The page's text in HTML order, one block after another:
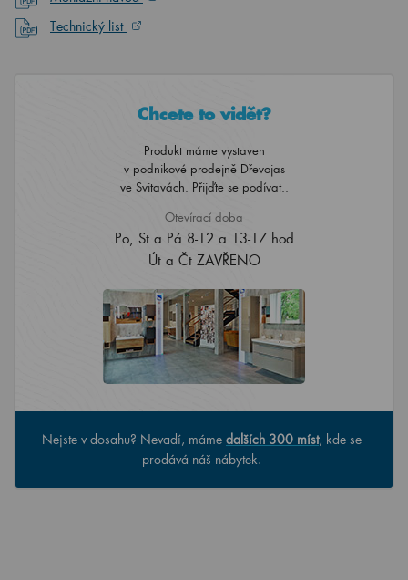
Technický list
Chcete to vidět?
Produkt máme vystaven
v podnikové prodejně Dřevojas
ve Svitavách. Přijďte se podívat..
Otevírací doba
Po, St a Pá 8-12 a 13-17 hod
Út a Čt ZAVŘENO
Nejste v dosahu? Nevadí, máme dalších 300 míst, kde se
prodává náš nábytek.